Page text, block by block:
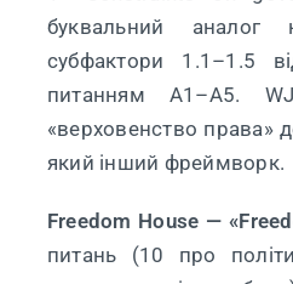
буквальний
субфактори 1.1–1.5
питанням A1–A5.
«верховенство права»
який інший фреймворк.
Freedom House —
питань (10 про